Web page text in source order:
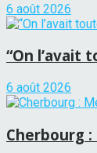
6 août 2026
“On l’avait
6 août 2026
Cherbourg